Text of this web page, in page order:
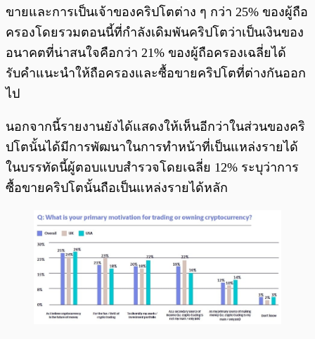
ขายและการเป็นเจ้าของคริปโตต่าง ๆ กว่า 25% ของผู้ถือ
ครองโดยรวมตอนนี้ที่กำลังเดิมพันคริปโตว่าเป็นเงินของ
อนาคตที่น่าสนใจคือกว่า 21% ของผู้ถือครองเฉลี่ยได้
รับคำแนะนำให้ถือครองและซื้อขายคริปโตที่ต่างกันออก
ไป
นอกจากนี้รายงานยังได้แสดงให้เห็นอีกว่าในส่วนของคริ
ปโตนั้นได้มีการพัฒนาในการทำหน้าที่เป็นแหล่งรายได้
ในบรรทัดนี้ผู้ตอบแบบสำรวจโดยเฉลี่ย 12% ระบุว่าการ
ซื้อขายคริปโตนั้นถือเป็นแหล่งรายได้หลัก